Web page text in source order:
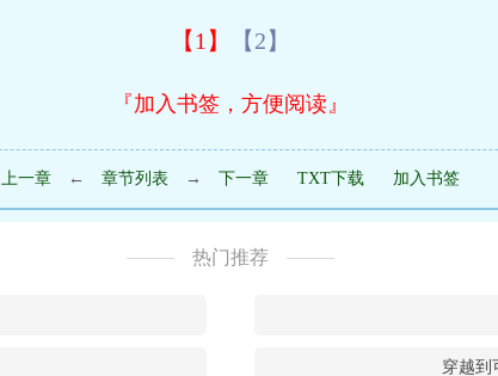
【1】 【2】
『加入书签，方便阅读』
上一章 ← 章节列表 → 下一章 TXT下载 加入书签
热门推荐
穿越到